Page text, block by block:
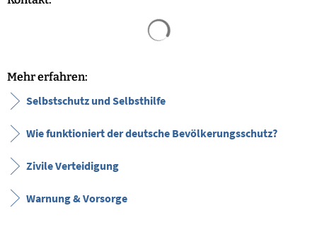
Mehr erfahren:
Selbst­schutz und Selbst­hilfe
Wie funktioniert der deutsche Bevölkerungsschutz­?
Zivile Verteidigung
Warnung & Vorsorge